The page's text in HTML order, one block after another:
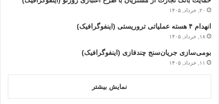
۲۰, خرداد, ۱۴۰۵
انهدام ۴ هسته عملیاتی تروریستی (اینفوگرافیک)
۱۸, خرداد, ۱۴۰۵
بومی‌سازی جریان‌سنج چندفازی (اینفوگرافیک)
۱۱, خرداد, ۱۴۰۵
نمایش بیشتر